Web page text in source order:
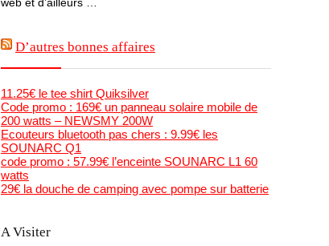
D’autres bonnes affaires
11.25€ le tee shirt Quiksilver
Code promo : 169€ un panneau solaire mobile de
200 watts – NEWSMY 200W
Ecouteurs bluetooth pas chers : 9.99€ les
SOUNARC Q1
code promo : 57.99€ l’enceinte SOUNARC L1 60
watts
29€ la douche de camping avec pompe sur batterie
A Visiter